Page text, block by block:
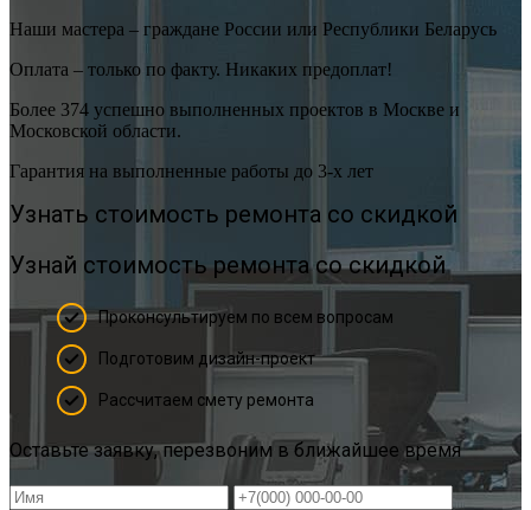
Наши мастера – граждане России или Республики Беларусь
Оплата – только по факту. Никаких предоплат!
Более 374 успешно выполненных проектов в Москве и
Московской области.
Гарантия на выполненные работы до 3-х лет
Узнать стоимость ремонта со скидкой
Узнай стоимость ремонта со скидкой
Проконсультируем по всем вопросам
Подготовим дизайн-проект
Рассчитаем смету ремонта
Оставьте заявку, перезвоним в ближайшее время